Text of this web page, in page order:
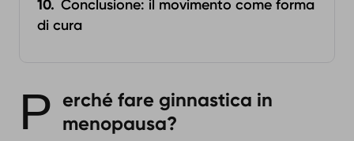
Conclusione: il movimento come forma
di cura
P erché fare ginnastica in
menopausa?